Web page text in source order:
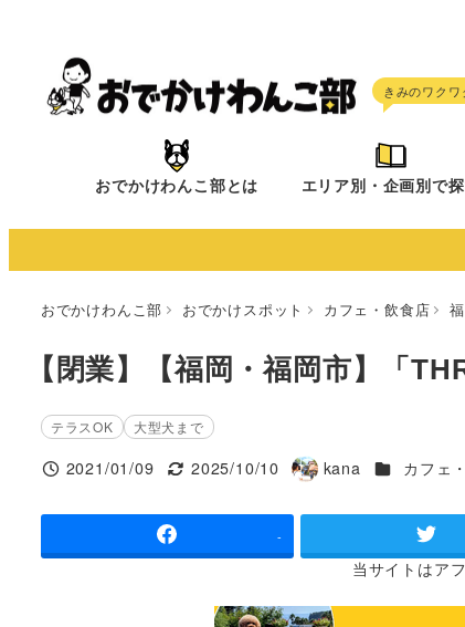
へ
おでかけわんこ部とは エリア別・企画別で
おでかけわんこ部 おでかけスポット カフェ・飲食店
【閉業】【福岡・福岡市】「
テラスOK 大型犬まで
投稿日
2021/01/09
更新日
2025/10/10
著
kana 施設ジャン
カフェ
-
当サイトはア